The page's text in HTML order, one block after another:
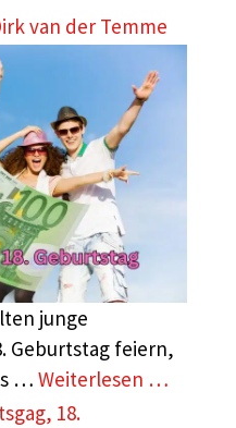
van der Temme
junge
Geburtstag feiern,
… Weiterlesen …
, 18.